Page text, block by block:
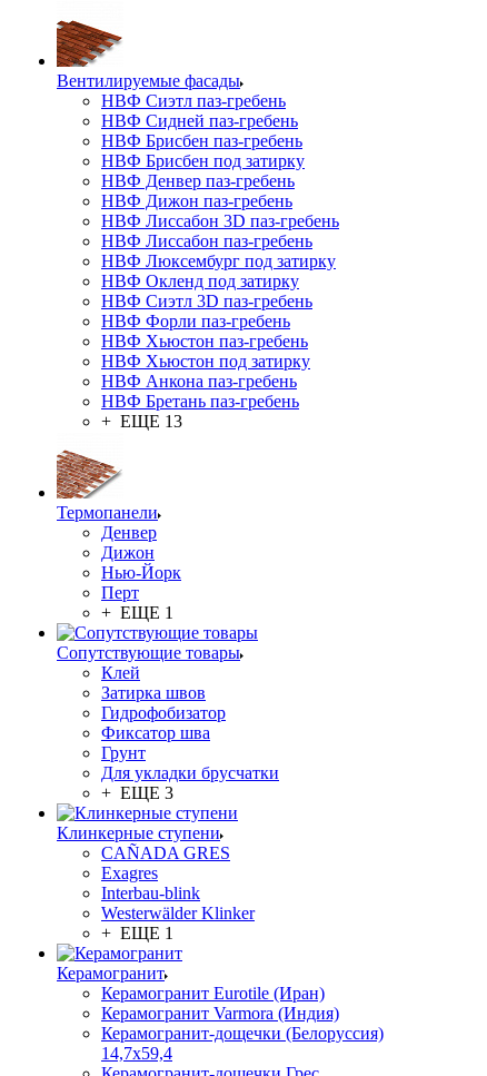
Вентилируемые фасады
НВФ Сиэтл паз-гребень
НВФ Сидней паз-гребень
НВФ Брисбен паз-гребень
НВФ Брисбен под затирку
НВФ Денвер паз-гребень
НВФ Дижон паз-гребень
НВФ Лиссабон 3D паз-гребень
НВФ Лиссабон паз-гребень
НВФ Люксембург под затирку
НВФ Окленд под затирку
НВФ Сиэтл 3D паз-гребень
НВФ Форли паз-гребень
НВФ Хьюстон паз-гребень
НВФ Хьюстон под затирку
НВФ Анкона паз-гребень
НВФ Бретань паз-гребень
+ ЕЩЕ 13
Термопанели
Денвер
Дижон
Нью-Йорк
Перт
+ ЕЩЕ 1
Сопутствующие товары
Клей
Затирка швов
Гидрофобизатор
Фиксатор шва
Грунт
Для укладки брусчатки
+ ЕЩЕ 3
Клинкерные ступени
CAÑADA GRES
Exagres
Interbau-blink
Westerwälder Klinker
+ ЕЩЕ 1
Керамогранит
Керамогранит Eurotile (Иран)
Керамогранит Varmora (Индия)
Керамогранит-дощечки (Белоруссия)
14,7x59,4